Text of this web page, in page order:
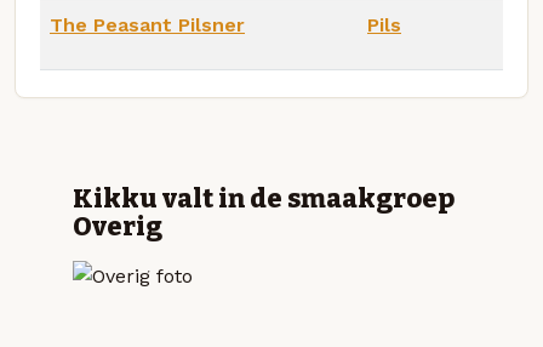
The Peasant Pilsner Pils
Kikku valt in de smaakgroep
Overig